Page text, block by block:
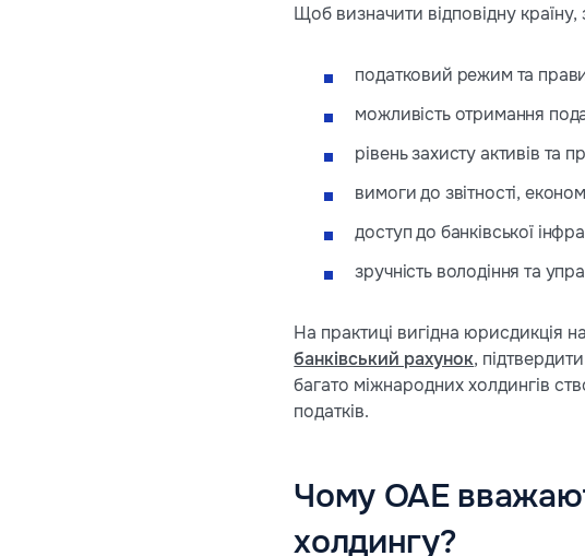
Щоб визначити відповідну
податковий режим та
можливість отримання
рівень захисту активів та
вимоги до звітності,
доступ до банківської
зручність володіння та
На практиці вигідна юрисдикція
банківський рахунок,
багато міжнародних холдингів
податків.
Чому ОАЕ
холдингу?